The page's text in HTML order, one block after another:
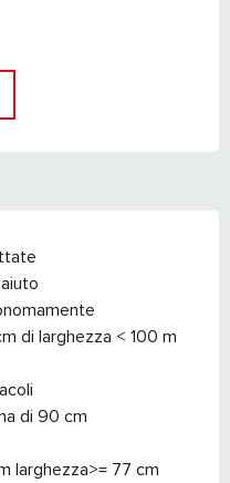
di larghezza < 100 m
di 90 cm
larghezza>= 77 cm